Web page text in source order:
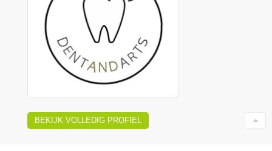
BEKIJK VOLLEDIG PROFIEL